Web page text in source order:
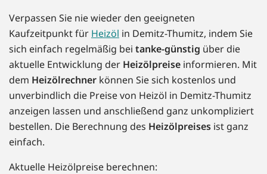
Verpassen Sie nie wieder den geeigneten
Kaufzeitpunkt für Heizöl in Demitz-Thumitz, indem Sie
sich einfach regelmäßig bei tanke-günstig über die
aktuelle Entwicklung der Heizölpreise informieren. Mit
dem Heizölrechner können Sie sich kostenlos und
unverbindlich die Preise von Heizöl in Demitz-Thumitz
anzeigen lassen und anschließend ganz unkompliziert
bestellen. Die Berechnung des Heizölpreises ist ganz
einfach.
Aktuelle Heizölpreise berechnen: